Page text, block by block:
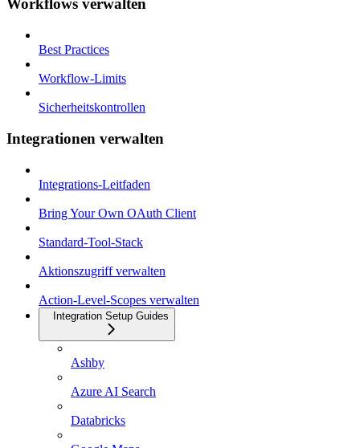
Workflows verwalten
Best Practices
Workflow-Limits
Sicherheitskontrollen
Integrationen verwalten
Integrations-Leitfaden
Bring Your Own OAuth Client
Standard-Tool-Stack
Aktionszugriff verwalten
Action-Level-Scopes verwalten
Integration Setup Guides
Ashby
Azure AI Search
Databricks